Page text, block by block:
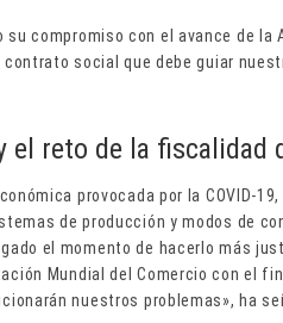
compromiso con el avance de la
contrato social que debe guiar
el reto de la fiscalidad
provocada por la COVID-
de producción y modos de
el momento de hacerlo más
Mundial del Comercio con el
nuestros problemas», ha